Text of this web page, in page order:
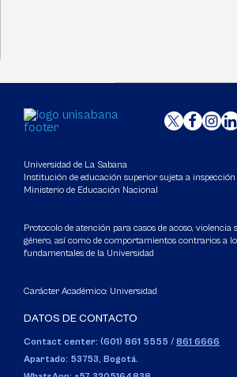
Universidad de La Sabana
Institución de educación superior sujeta a
Ministerio de Educación Nacional
Protocolo de atención para casos de acoso, violencia
género, así como de comportamientos contrarios a
fundamentales de la Universidad
Carácter Académico: Universidad
DATOS DE CONTACTO
Contact center: (601) 861 5555 / 861 6666
Apartado: 53753, Bogotá.